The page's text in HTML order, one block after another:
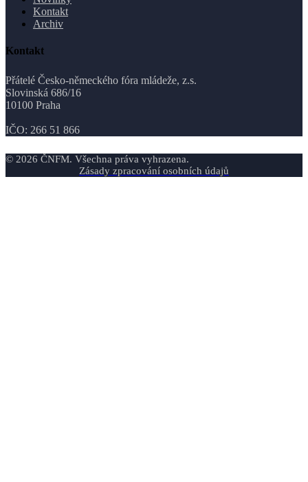
Kontakt
Archiv
Kontakt
Přátelé Česko-německého fóra mládeže, z.s.
Slovinská 686/16
10100 Praha
IČO: 266 51 866
© 2026 ČNFM. Všechna práva vyhrazena.
Zásady zpracování osobních údajů